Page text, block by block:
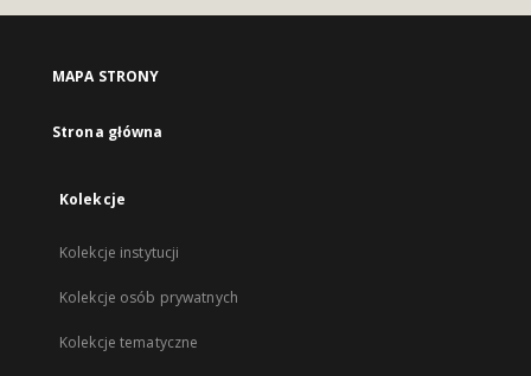
MAPA STRONY
Strona główna
Kolekcje
Kolekcje instytucji
Kolekcje osób prywatnych
Kolekcje tematyczne